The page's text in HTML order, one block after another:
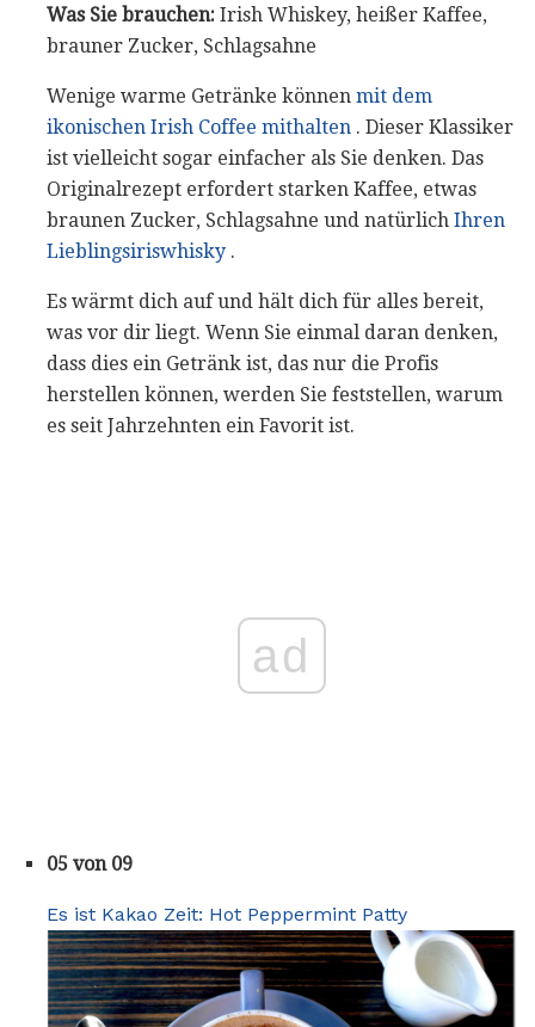
Was Sie brauchen: Irish Whiskey, heißer Kaffee,
brauner Zucker, Schlagsahne
Wenige warme Getränke können mit dem
ikonischen Irish Coffee mithalten . Dieser Klassiker
ist vielleicht sogar einfacher als Sie denken. Das
Originalrezept erfordert starken Kaffee, etwas
braunen Zucker, Schlagsahne und natürlich Ihren
Lieblingsiriswhisky .
Es wärmt dich auf und hält dich für alles bereit,
was vor dir liegt. Wenn Sie einmal daran denken,
dass dies ein Getränk ist, das nur die Profis
herstellen können, werden Sie feststellen, warum
es seit Jahrzehnten ein Favorit ist.
ad
05 von 09
Es ist Kakao Zeit: Hot Peppermint Patty